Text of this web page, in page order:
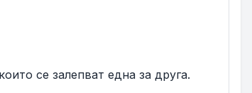
се залепват една за друга.